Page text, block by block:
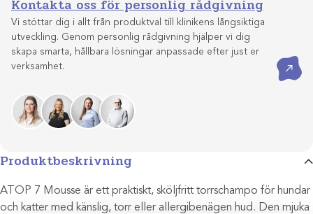
Produktbeskrivning
ATOP 7 Mousse är ett praktiskt, sköljfritt torrschampo för hundar
och katter med känslig, torr eller allergibenägen hud. Den mjuka
Kontakta oss för personlig rådgivning
Vi stöttar dig i allt från produktval till klinikens långsiktiga
utveckling. Genom personlig rådgivning hjälper vi dig
skapa smarta, hållbara lösningar anpassade efter just er
verksamhet.